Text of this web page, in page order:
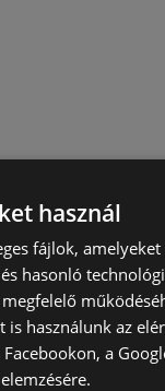
használ
fájlok,
hasonló
is használunk az
a